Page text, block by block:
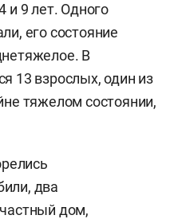
и 9 лет. Одного
его состояние
В
13 взрослых, один из
тяжелом состоянии,
два
дом,